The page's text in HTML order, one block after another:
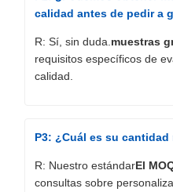
calidad antes de pedir a
R: Sí, sin duda. muestras
requisitos específicos de
calidad.
P3: ¿Cuál es su
R: Nuestro estándarEl
consultas sobre